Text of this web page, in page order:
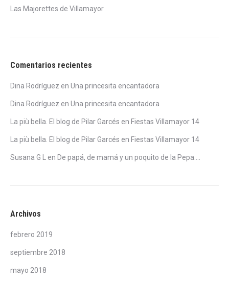
Las Majorettes de Villamayor
Comentarios recientes
Dina Rodríguez en Una princesita encantadora
Dina Rodríguez en Una princesita encantadora
La più bella. El blog de Pilar Garcés en Fiestas Villamayor 14
La più bella. El blog de Pilar Garcés en Fiestas Villamayor 14
Susana G L en De papá, de mamá y un poquito de la Pepa….
Archivos
febrero 2019
septiembre 2018
mayo 2018